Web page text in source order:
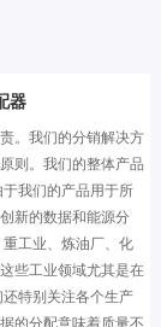
器
。我们的分销解决方
则。我们的整体产品
我们的产品用于所
新的数据和能源分
工业、炼油厂、化
些工业领域尤其是在
特别关注各个生产
的分配意味着质量不